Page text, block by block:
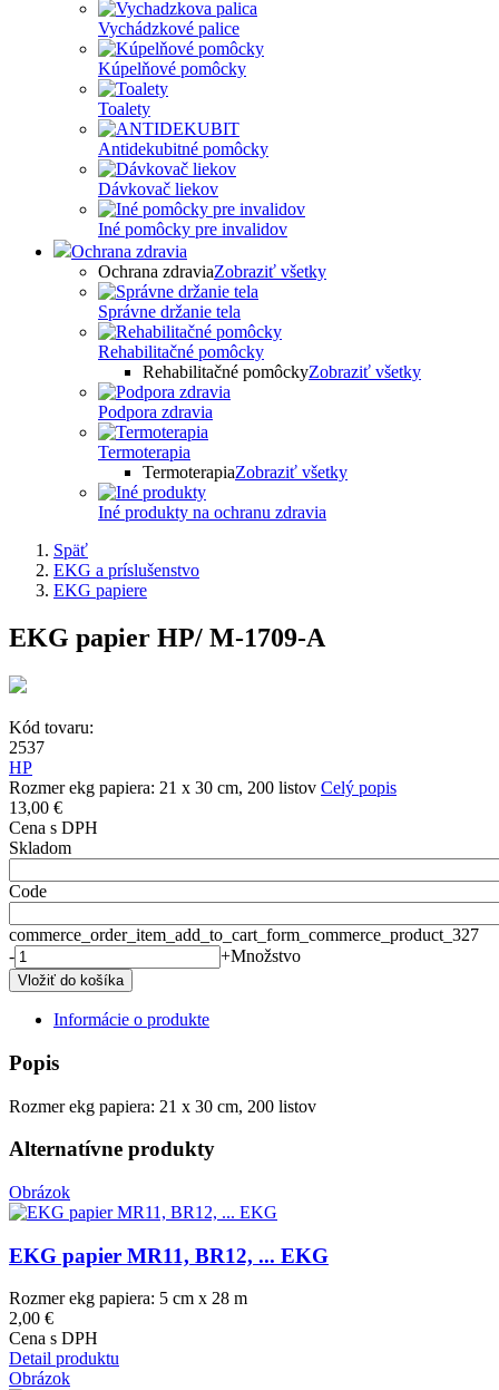
Vychádzkové palice
Kúpelňové pomôcky
Toalety
Antidekubitné pomôcky
Dávkovač liekov
Iné pomôcky pre invalidov
Ochrana zdravia
Ochrana zdraviaZobraziť všetky
Správne držanie tela
Rehabilitačné pomôcky
Rehabilitačné pomôckyZobraziť všetky
Podpora zdravia
Termoterapia
TermoterapiaZobraziť všetky
Iné produkty na ochranu zdravia
Späť
EKG a príslušenstvo
EKG papiere
EKG papier HP/ M-1709-A
Kód tovaru:
2537
HP
Rozmer ekg papiera: 21 x 30 cm, 200 listov Celý popis
13,00 €
Cena s DPH
Skladom
Code
commerce_order_item_add_to_cart_form_commerce_product_327
-
+Množstvo
Informácie o produkte
Popis
Rozmer ekg papiera: 21 x 30 cm, 200 listov
Alternatívne produkty
Obrázok
EKG papier MR11, BR12, ... EKG
Rozmer ekg papiera: 5 cm x 28 m
2,00 €
Cena s DPH
Detail produktu
Obrázok